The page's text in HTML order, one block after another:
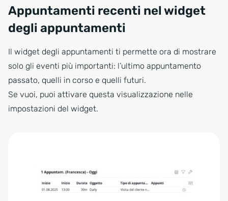
Appuntamenti recenti nel widget
degli appuntamenti
Il widget degli appuntamenti ti permette ora di mostrare
solo gli eventi più importanti: l’ultimo appuntamento
passato, quelli in corso e quelli futuri.
Se vuoi, puoi attivare questa visualizzazione nelle
impostazioni del widget.